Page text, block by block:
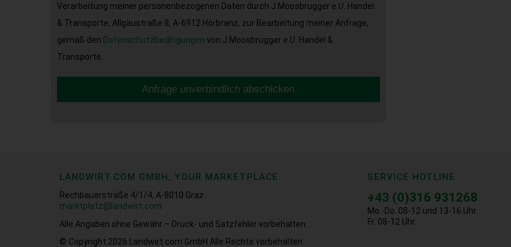
Verarbeitung meiner personenbezogenen Daten durch J.Moosbrugger e.U. Handel
& Transporte, Allgäustraße 8, A-6912 Hörbranz, zur Bearbeitung meiner Anfrage,
gemäß den Datenschutzbedingungen von J.Moosbrugger e.U. Handel &
Transporte.
Anfrage unverbindlich abschicken
LANDWIRT.COM GMBH, YOUR MARKETPLACE
Rechbauerstraße 4/1/4, A-8010 Graz
marktplatz@landwirt.com
Alle Angaben ohne Gewähr – Druck- und Satzfehler vorbehalten.
© Copyright 2026 Landwirt.com GmbH Alle Rechte vorbehalten.
SERVICE HOTLINE
+43 (0)316 931268
Mo.-Do. 08-12 und 13-16 Uhr
Fr. 08-12 Uhr